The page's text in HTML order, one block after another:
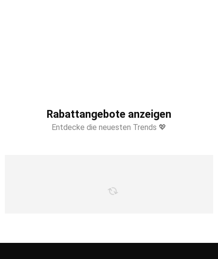
Rabattangebote anzeigen
Entdecke die neuesten Trends 💖